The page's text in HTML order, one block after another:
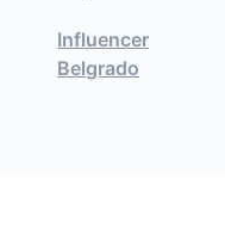
Influencer
Belgrado